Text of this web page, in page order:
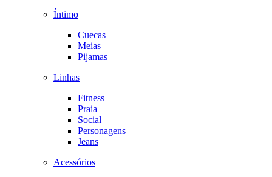
Íntimo
Cuecas
Meias
Pijamas
Linhas
Fitness
Praia
Social
Personagens
Jeans
Acessórios